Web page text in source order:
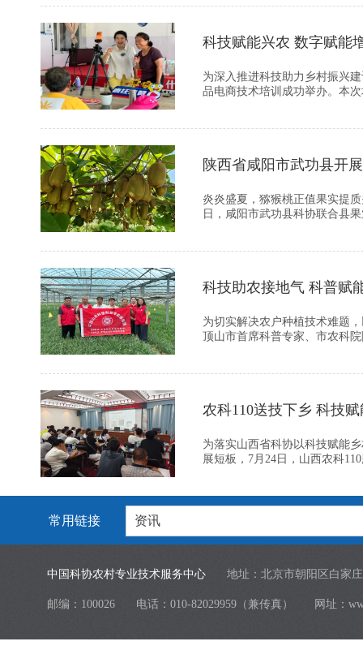
科技赋能兴农 数字赋能
为深入推进科技助力乡村振兴
品电商技术培训成功举办。本
陕西省咸阳市武功县开
炎炎盛夏，猕猴桃正值果实提
日，咸阳市武功县科协联合县
科技助农接地气 科普赋
为切实解决农户种植技术难题
顶山市首席科普专家、市农科
农科110送技下乡 科技
为落实山西省科协以科技赋能
展短板，7月24日，山西农科
常用链接 资讯
中国科协农村专业技术服务中心 地址：北京市朝阳区白家
邮编：100026 电话：010-82029959（兼传真） 网址：